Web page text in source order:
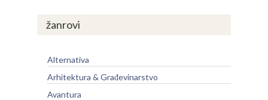
žanrovi
Alternativa
Arhitektura & Građevinarstvo
Avantura